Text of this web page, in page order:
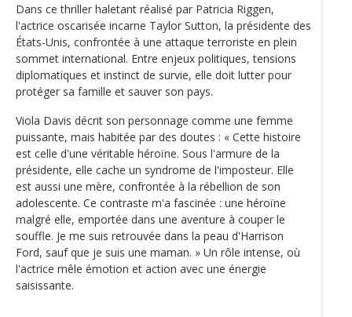
Dans ce thriller haletant réalisé par Patricia Riggen,
l'actrice oscarisée incarne Taylor Sutton, la présidente des
États-Unis, confrontée à une attaque terroriste en plein
sommet international. Entre enjeux politiques, tensions
diplomatiques et instinct de survie, elle doit lutter pour
protéger sa famille et sauver son pays.
Viola Davis décrit son personnage comme une femme
puissante, mais habitée par des doutes : « Cette histoire
est celle d'une véritable héroïne. Sous l'armure de la
présidente, elle cache un syndrome de l'imposteur. Elle
est aussi une mère, confrontée à la rébellion de son
adolescente. Ce contraste m'a fascinée : une héroïne
malgré elle, emportée dans une aventure à couper le
souffle. Je me suis retrouvée dans la peau d'Harrison
Ford, sauf que je suis une maman. » Un rôle intense, où
l'actrice mêle émotion et action avec une énergie
saisissante.